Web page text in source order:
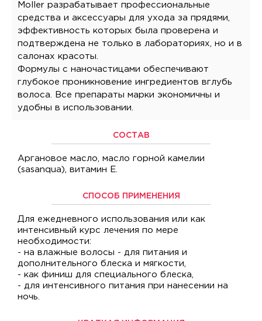
Moller разрабатывает профессиональные
средства и аксессуары для ухода за прядями,
эффективность которых была проверена и
подтверждена не только в лабораториях, но и в
салонах красоты.
Формулы с наночастицами обеспечивают
глубокое проникновение ингредиентов вглубь
волоса. Все препараты марки экономичны и
удобны в использовании.
СОСТАВ
Аргановое масло, масло горной камелии
(sasanqua), витамин Е.
СПОСОБ ПРИМЕНЕНИЯ
Для ежедневного использования или как
интенсивный курс лечения по мере
необходимости:
- на влажные волосы - для питания и
дополнительного блеска и мягкости,
- как финиш для специального блеска,
- для интенсивного питания при нанесении на
ночь.